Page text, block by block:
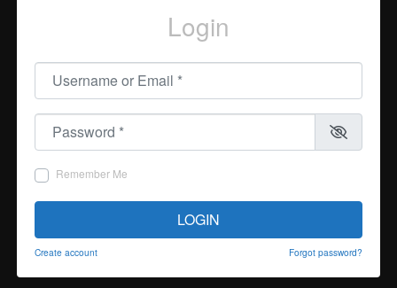
Login
Username or Email
Password
Remember Me
LOGIN
Create account Forgot password?